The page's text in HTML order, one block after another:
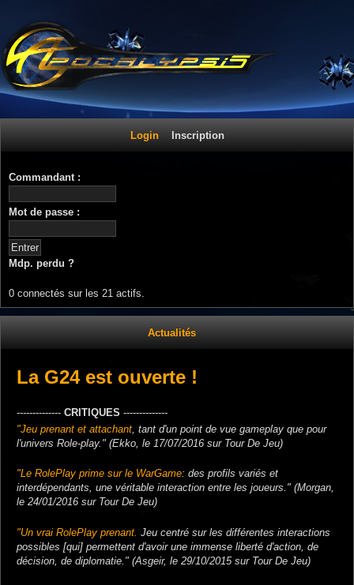
Login Inscription
Commandant :
Mot de passe :
Mdp. perdu ?
0 connectés sur les 21 actifs.
Actualités
La G24 est ouverte !
-------------- CRITIQUES --------------
"Jeu prenant et attachant , tant d'un point de vue gameplay que pour
l'univers Role-play." (Ekko, le 17/07/2016 sur Tour De Jeu)
"Le RolePlay prime sur le WarGame: des profils variés et
interdépendants, une véritable interaction entre les joueurs." (Morgan,
le 24/01/2016 sur Tour De Jeu)
"Un vrai RolePlay prenant. Jeu centré sur les différentes interactions
possibles [qui] permettent d'avoir une immense liberté d'action, de
décision, de diplomatie." (Asgeir, le 29/10/2015 sur Tour De Jeu)